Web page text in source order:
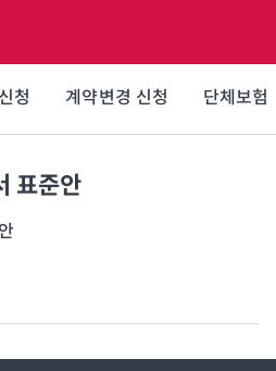
청 계약변경 신청 단체보험
표준안